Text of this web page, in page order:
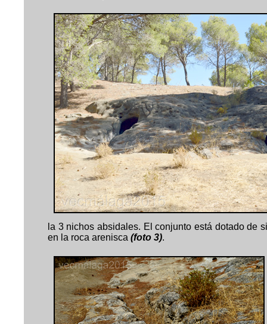
la 3 nichos absidales. El conjunto está dotado de
en la roca arenisca (foto 3).